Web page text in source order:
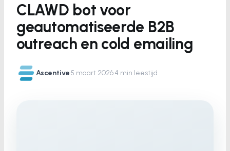
CLAWD bot voor
geautomatiseerde B2B
outreach en cold emailing
Ascentive·5 maart 2026·4 min leestijd